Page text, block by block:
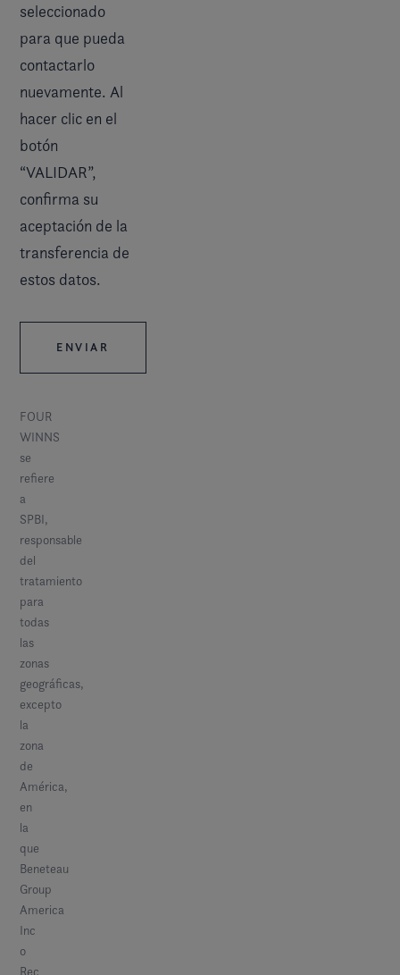
seleccionado
para que pueda
contactarlo
nuevamente. Al
hacer clic en el
botón
“VALIDAR”,
confirma su
aceptación de la
transferencia de
estos datos.
FOUR
WINNS
se
refiere
a
SPBI,
responsable
del
tratamiento
para
todas
las
zonas
geográficas,
excepto
la
zona
de
América,
en
la
que
Beneteau
Group
America
Inc
o
Rec